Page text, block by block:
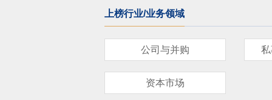
上榜行业/业务领域
公司与并购
资本市场